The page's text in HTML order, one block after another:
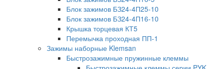
Блок зажимов БЗ24-4П25-10
Блок зажимов БЗ24-4П16-10
Крышка торцевая КТ5
Перемычка проходная ПП-1
Зажимы наборные Klemsan
Быстрозажимные пружинные клеммы